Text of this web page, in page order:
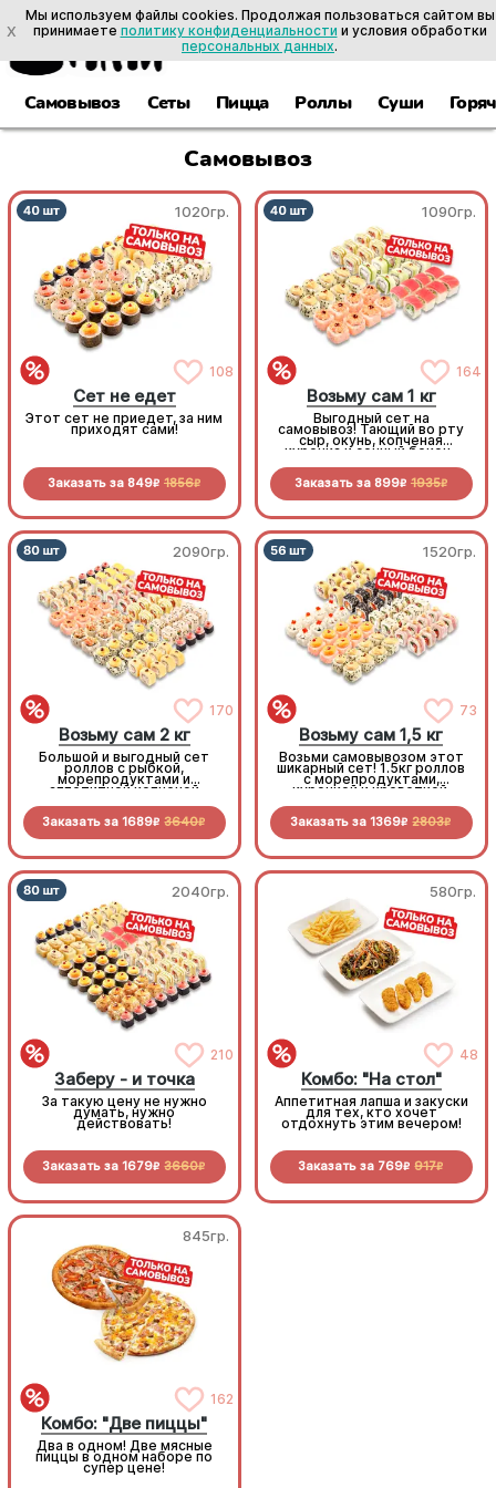
Самовывоз Сеты Пицца Роллы Суши
Самовывоз
1020гр.
108
Сет не едет
Этот сет не приедет, за ним
приходят сами!
Заказать за 849R 1856R
1090гр.
164
Возьму сам 1 кг
Выгодный сет на
самовывоз! Тающий во рту
сыр, окунь, копченая
курочка и сочный бекон-
Заказать за 899R 1935R
2090гр.
170
Возьму сам 2 кг
Большой и выгодный сет
роллов с рыбкой,
морепродуктами и
аппетитной копченой
забирай самовывозом!
Заказать за 1689R 3640R
1520гр.
73
Возьму сам 1,5 кг
Возьми самовывозом этот
шикарный сет! 1.5кг роллов
с морепродуктами,
курочкой и креветкой.
Заказать за 1369R 2803R
2040гр.
210
Заберу - и точка
За такую цену не нужно
думать, нужно
действовать!
Заказать за 1679R 3660R
580гр.
48
Комбо: "На стол"
Аппетитная лапша и закуски
для тех, кто хочет
отдохнуть этим вечером!
Заказать за 769R 917R
845гр.
162
Комбо: "Две пиццы"
Два в одном! Две мясные
пиццы в одном наборе по
супер цене!
X
Мы используем файлы cookies. Продолжая пользоваться сайтом вы
принимаете политику конфиденциальности и условия обработки
персональных данных.